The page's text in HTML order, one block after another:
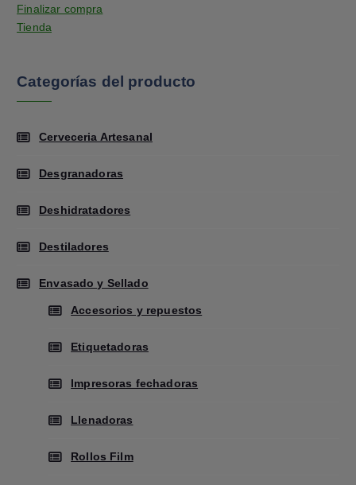
Finalizar compra
Tienda
Categorías del producto
Cerveceria Artesanal
Desgranadoras
Deshidratadores
Destiladores
Envasado y Sellado
Accesorios y repuestos
Etiquetadoras
Impresoras fechadoras
Llenadoras
Rollos Film